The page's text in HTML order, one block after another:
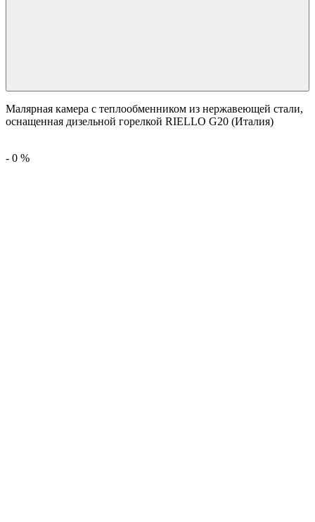
Малярная камера с теплообменником из нержавеющей стали,
оснащенная дизельной горелкой RIELLO G20 (Италия)
- 0 %